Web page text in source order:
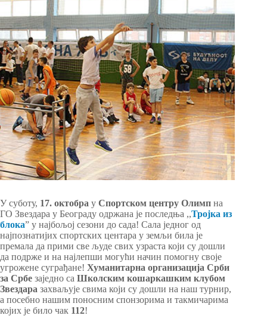
У суботу, 17. октобра у Спортском центру Олимп на
ГО Звездара у Београду одржана је последња ,,Тројка из
блока” у најбољој сезони до сада! Сала једног од
најпознатијих спортских центара у земљи била је
премала да прими све људе свих узраста који су дошли
да подрже и на најлепши могући начин помогну своје
угрожене суграђане! Хуманитарна организација Срби
за Србе заједно са Школским кошаркашким клубом
Звездара захваљује свима који су дошли на наш турнир,
а посебно нашим поносним спонзорима и такмичарима
којих је било чак 112!